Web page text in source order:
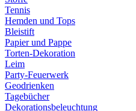
Tennis
Hemden und Tops
Bleistift
Papier und Pappe
Torten-Dekoration
Leim
Party-Feuerwerk
Geodrienken
Tagebücher
Dekorationsbeleuchtung